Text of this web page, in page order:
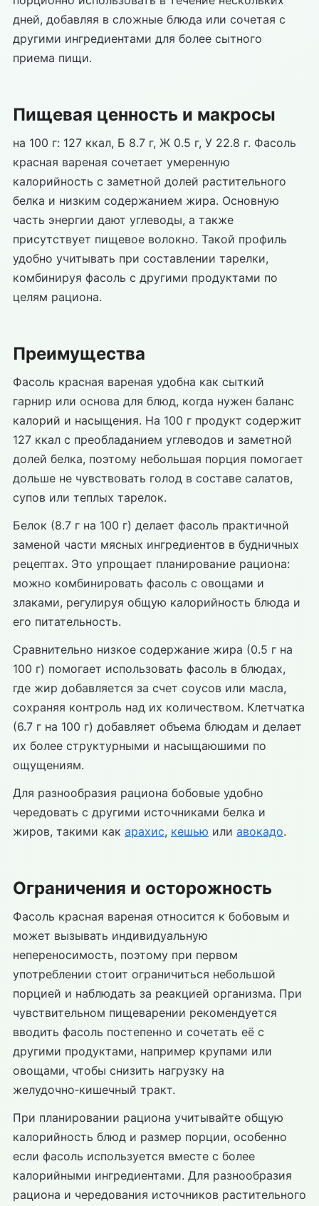
дней, добавляя в сложные блюда или сочетая с
другими ингредиентами для более сытного
приема пищи.
Пищевая ценность и макросы
на 100 г: 127 ккал, Б 8.7 г, Ж 0.5 г, У 22.8 г. Фасоль
красная вареная сочетает умеренную
калорийность с заметной долей растительного
белка и низким содержанием жира. Основную
часть энергии дают углеводы, а также
присутствует пищевое волокно. Такой профиль
удобно учитывать при составлении тарелки,
комбинируя фасоль с другими продуктами по
целям рациона.
Преимущества
Фасоль красная вареная удобна как сыткий
гарнир или основа для блюд, когда нужен баланс
калорий и насыщения. На 100 г продукт содержит
127 ккал с преобладанием углеводов и заметной
долей белка, поэтому небольшая порция помогает
дольше не чувствовать голод в составе салатов,
супов или теплых тарелок.
Белок (8.7 г на 100 г) делает фасоль практичной
заменой части мясных ингредиентов в будничных
рецептах. Это упрощает планирование рациона:
можно комбинировать фасоль с овощами и
злаками, регулируя общую калорийность блюда и
его питательность.
Сравнительно низкое содержание жира (0.5 г на
100 г) помогает использовать фасоль в блюдах,
где жир добавляется за счет соусов или масла,
сохраняя контроль над их количеством. Клетчатка
(6.7 г на 100 г) добавляет объема блюдам и делает
их более структурными и насыщаюшими по
ощущениям.
Для разнообразия рациона бобовые удобно
чередовать с другими источниками белка и
жиров, такими как арахис, кешью или авокадо.
Ограничения и осторожность
Фасоль красная вареная относится к бобовым и
может вызывать индивидуальную
непереносимость, поэтому при первом
употреблении стоит ограничиться небольшой
порцией и наблюдать за реакцией организма. При
чувствительном пищеварении рекомендуется
вводить фасоль постепенно и сочетать её с
другими продуктами, например крупами или
овощами, чтобы снизить нагрузку на
желудочно‑кишечный тракт.
При планировании рациона учитывайте общую
калорийность блюд и размер порции, особенно
если фасоль используется вместе с более
калорийными ингредиентами. Для разнообразия
рациона и чередования источников растительного